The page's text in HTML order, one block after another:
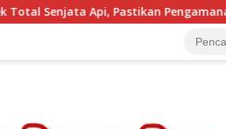
Pengamanan Selalu Siaga 24 Jam